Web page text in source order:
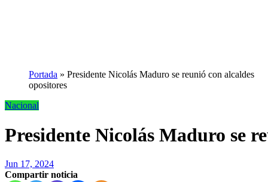
Portada » Presidente Nicolás Maduro se reunió con alcaldes
opositores
Nacional
Presidente Nicolás Maduro se
Jun 17, 2024
Compartir noticia